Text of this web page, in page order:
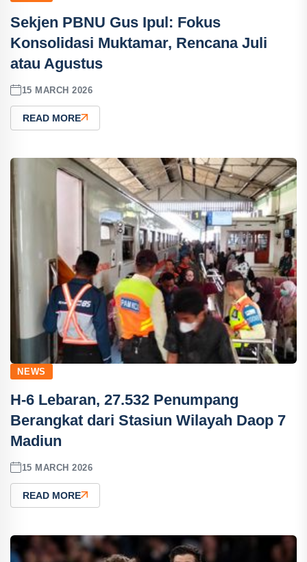
Sekjen PBNU Gus Ipul: Fokus
Konsolidasi Muktamar, Rencana Juli
atau Agustus
15 MARCH 2026
READ MORE
NEWS
H-6 Lebaran, 27.532 Penumpang
Berangkat dari Stasiun Wilayah Daop 7
Madiun
15 MARCH 2026
READ MORE